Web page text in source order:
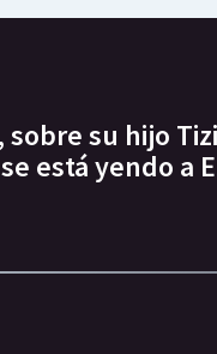
sobre su hijo
está yendo a